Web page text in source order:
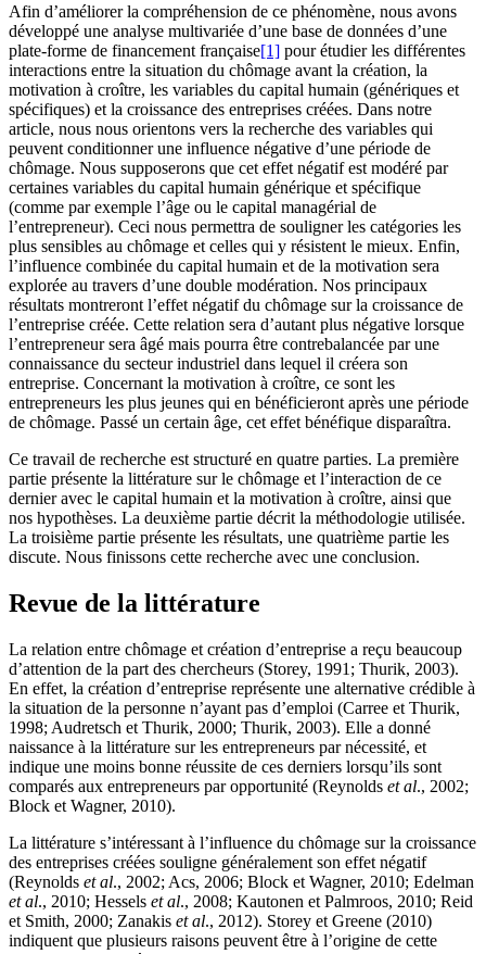
Afin d’améliorer la compréhension de ce phénomène, nous avons
développé une analyse multivariée d’une base de données d’une
plate-forme de financement française[1] pour étudier les différentes
interactions entre la situation du chômage avant la création, la
motivation à croître, les variables du capital humain (génériques et
spécifiques) et la croissance des entreprises créées. Dans notre
article, nous nous orientons vers la recherche des variables qui
peuvent conditionner une influence négative d’une période de
chômage. Nous supposerons que cet effet négatif est modéré par
certaines variables du capital humain générique et spécifique
(comme par exemple l’âge ou le capital managérial de
l’entrepreneur). Ceci nous permettra de souligner les catégories les
plus sensibles au chômage et celles qui y résistent le mieux. Enfin,
l’influence combinée du capital humain et de la motivation sera
explorée au travers d’une double modération. Nos principaux
résultats montreront l’effet négatif du chômage sur la croissance de
l’entreprise créée. Cette relation sera d’autant plus négative lorsque
l’entrepreneur sera âgé mais pourra être contrebalancée par une
connaissance du secteur industriel dans lequel il créera son
entreprise. Concernant la motivation à croître, ce sont les
entrepreneurs les plus jeunes qui en bénéficieront après une période
de chômage. Passé un certain âge, cet effet bénéfique disparaîtra.
Ce travail de recherche est structuré en quatre parties. La première
partie présente la littérature sur le chômage et l’interaction de ce
dernier avec le capital humain et la motivation à croître, ainsi que
nos hypothèses. La deuxième partie décrit la méthodologie utilisée.
La troisième partie présente les résultats, une quatrième partie les
discute. Nous finissons cette recherche avec une conclusion.
Revue de la littérature
La relation entre chômage et création d’entreprise a reçu beaucoup
d’attention de la part des chercheurs (Storey, 1991; Thurik, 2003).
En effet, la création d’entreprise représente une alternative crédible à
la situation de la personne n’ayant pas d’emploi (Carree et Thurik,
1998; Audretsch et Thurik, 2000; Thurik, 2003). Elle a donné
naissance à la littérature sur les entrepreneurs par nécessité, et
indique une moins bonne réussite de ces derniers lorsqu’ils sont
comparés aux entrepreneurs par opportunité (Reynolds et al., 2002;
Block et Wagner, 2010).
La littérature s’intéressant à l’influence du chômage sur la croissance
des entreprises créées souligne généralement son effet négatif
(Reynolds et al., 2002; Acs, 2006; Block et Wagner, 2010; Edelman
et al., 2010; Hessels et al., 2008; Kautonen et Palmroos, 2010; Reid
et Smith, 2000; Zanakis et al., 2012). Storey et Greene (2010)
indiquent que plusieurs raisons peuvent être à l’origine de cette